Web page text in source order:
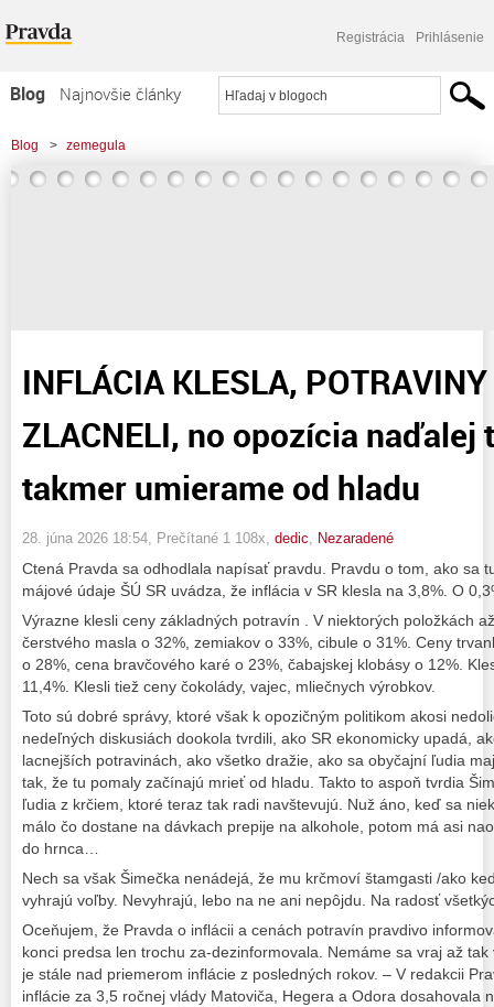
Registrácia Prihlásenie
Blog
Najnovšie články
Najčítanejšie články
Najkomentovanejšie články
Blog > zemegula
> INFLÁCIA KLESLA, POTRAVINY výrazne ZLACNELI, no opozícia naďalej
INFLÁCIA KLESLA,
ZLACNELI, no opozícia naďalej
takmer umierame od hladu
28. júna 2026 18:54 , Prečítané 1 108x, dedic Nezaradené
Ctená Pravda sa odhodlala napísať pravdu. Pravdu o tom, ako sa
májové údaje ŠÚ SR uvádza, že inflácia v SR klesla na 3,8%. O
Výrazne klesli ceny základných potravín . V niektorých položkách
čerstvého masla o 32%, zemiakov o 33%, cibule o 31%. Ceny
o 28%, cena bravčového karé o 23%, čabajskej klobásy o 12%.
11,4%. Klesli tiež ceny čokolády, vajec, mliečnych výrobkov.
Toto sú dobré správy, ktoré však k opozičným politikom akosi
nedeľných diskusiách dookola tvrdili, ako SR ekonomicky upadá,
lacnejších potravinách, ako všetko dražie, ako sa obyčajní ľudia
tak, že tu pomaly začínajú mrieť od hladu. Takto to aspoň tvrdia
ľudia z krčiem, ktoré teraz tak radi navštevujú. Nuž áno, keď sa
málo čo dostane na dávkach prepije na alkohole, potom má asi
do hrnca…
Nech sa však Šimečka nenádejá, že mu krčmoví štamgasti /ako
vyhrajú voľby. Nevyhrajú, lebo na ne ani nepôjdu. Na radosť
Oceňujem, že Pravda o inflácii a cenách potravín pravdivo
konci predsa len trochu za-dezinformovala. Nemáme sa vraj až
je stále nad priemerom inflácie z posledných rokov. – V redakcii
inflácie za 3,5 ročnej vlády Matoviča, Hegera a Odora dosahovala